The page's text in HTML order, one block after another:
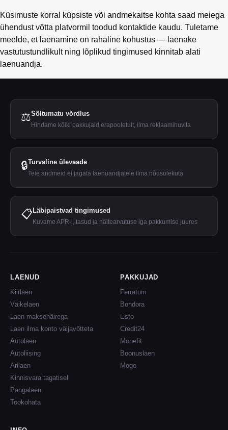
Küsimuste korral küpsiste või andmekaitse kohta saad meiega
ühendust võtta platvormil toodud kontaktide kaudu. Tuletame
meelde, et laenamine on rahaline kohustus — laenake
vastutustundlikult ning lõplikud tingimused kinnitab alati
laenuandja.
⚖️Sõltumatu võrdlus
Hindame kõiki pakkujaid erapooletult, ilma reklaamihuvita
🔒Turvaline ülevaade
Teie andmeid ei jagata laenuandjatele ilma nõusolekuta
📋 Läbipaistvad tingimused
Kuvame APR-i, tasud ja näitearvutuse iga pakkumise juures
LAENUD
Kiirlaen
Väikelaen
Laen maksehäirega
Laen ilma konto väljavõtteta
Autolaen
Autoliising
Arilaen
Kinnisvara tagatisel
Pangalaen
Tookohata
PAKKUJAD
Ferratum
Bondora
Esto
Credit24
Monefit
Boonuslaen
Mogo